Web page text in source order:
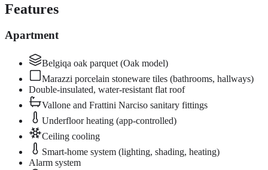
Features
Apartment
Belgiqa oak parquet (Oak model)
Marazzi porcelain stoneware tiles (bathrooms, hallways)
Double-insulated, water-resistant flat roof
Vallone and Frattini Narciso sanitary fittings
Underfloor heating (app-controlled)
Ceiling cooling
Smart-home system (lighting, shading, heating)
Alarm system